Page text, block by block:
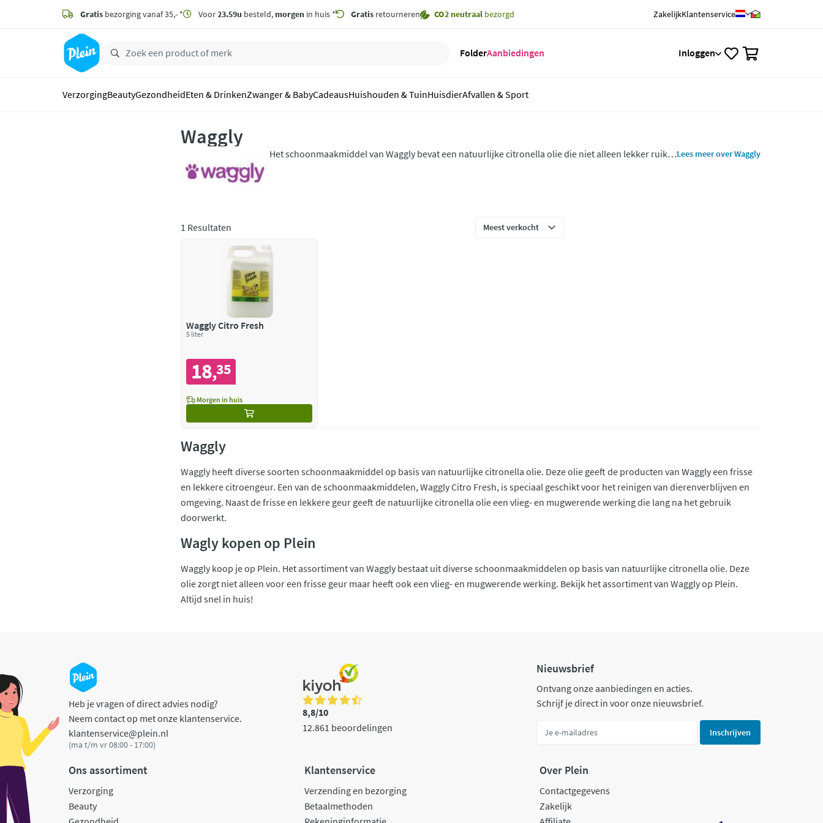
zoeken
hoofdinhoud
Gratis bezorging vanaf 35,- * Voor23.59u besteld, morgen in huis * Gratis retourneren CO2 neutraal bezorgd ZakelijkKlantenservice
FolderAanbiedingen Inloggen
VerzorgingBeautyGezondheidEten & DrinkenZwanger & BabyCadeausHuishouden & TuinHuisdierAfvallen & Sport
Waggly
Het schoonmaakmiddel van Waggly bevat een natuurlijke citronella olie die niet alleen lekker ruikt
Lees meer over Waggly
1 Resultaten
Waggly Citro Fresh
5 liter
18,35
Morgen in huis
Waggly
Waggly heeft diverse soorten schoonmaakmiddel op basis van natuurlijke citronella olie. Deze olie geeft de producten van Waggly een frisse
en lekkere citroengeur. Een van de schoonmaakmiddelen, Waggly Citro Fresh, is speciaal geschikt voor het reinigen van dierenverblijven en
omgeving. Naast de frisse en lekkere geur geeft de natuurlijke citronella olie een vlieg- en mugwerende werking die lang na het gebruik
doorwerkt.
Wagly kopen op Plein
Waggly koop je op Plein. Het assortiment van Waggly bestaat uit diverse schoonmaakmiddelen op basis van natuurlijke citronella olie. Deze
olie zorgt niet alleen voor een frisse geur maar heeft ook een vlieg- en mugwerende werking. Bekijk het assortiment van Waggly op Plein.
Altijd snel in huis!
Heb je vragen of direct advies nodig?
Neem contact op met onze klantenservice.
klantenservice@plein.nl
(ma t/m vr 08:00 - 17:00)
8,8/10
12.861 beoordelingen
Nieuwsbrief
Ontvang onze aanbiedingen en acties.
Schrijf je direct in voor onze nieuwsbrief.
Inschrijven
Ons assortiment
Verzorging
Beauty
Klantenservice
Verzending en bezorging
Betaalmethoden
Over Plein
Contactgegevens
Zakelijk